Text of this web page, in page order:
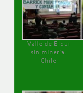
Valle de Elqui
sin minería.
Chile